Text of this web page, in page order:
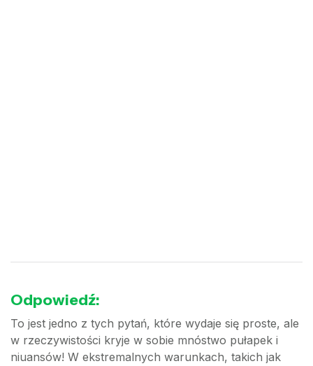
Odpowiedź:
To jest jedno z tych pytań, które wydaje się proste, ale
w rzeczywistości kryje w sobie mnóstwo pułapek i
niuansów! W ekstremalnych warunkach, takich jak